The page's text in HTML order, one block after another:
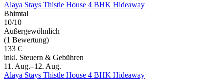
Alaya Stays Thistle House 4 BHK Hideaway
Bhimtal
10/10
Außergewöhnlich
(1 Bewertung)
133 €
inkl. Steuern & Gebühren
11. Aug.–12. Aug.
Alaya Stays Thistle House 4 BHK Hideaway